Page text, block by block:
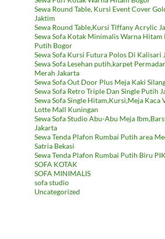
Sewa Round Table, Kursi Event Cover
Jaktim
Sewa Round Table,Kursi Tiffany Acrylic
Sewa Sofa Kotak Minimalis Warna Hitam
Putih Bogor
Sewa Sofa Kursi Futura Polos Di Kalisari
Sewa Sofa Lesehan putih,karpet
Merah Jakarta
Sewa Sofa Out Door Plus Meja Kaki
Sewa Sofa Retro Triple Dan Single Putih
Sewa Sofa Single Hitam,Kursi,Meja Kaca
Lotte Mall Kuningan
Sewa Sofa Studio Abu-Abu Meja
Jakarta
Sewa Tenda Plafon Rumbai Putih area
Satria Bekasi
Sewa Tenda Plafon Rumbai Putih Biru
SOFA KOTAK
SOFA MINIMALIS
sofa studio
Uncategorized